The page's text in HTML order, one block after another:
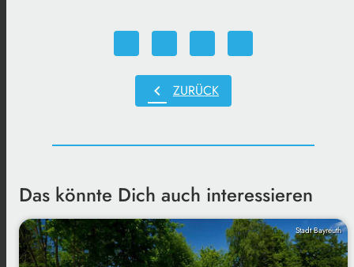
chevron_left ZURÜCK
Das könnte Dich auch interessieren
Stadt Bayreuth